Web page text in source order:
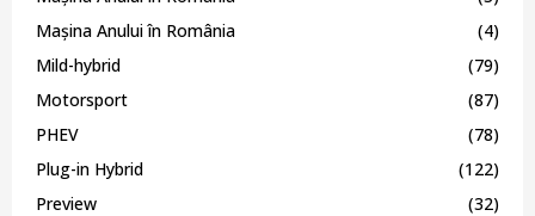
Mașina Anului în România
(4)
Mild-hybrid
(79)
Motorsport
(87)
PHEV
(78)
Plug-in Hybrid
(122)
Preview
(32)